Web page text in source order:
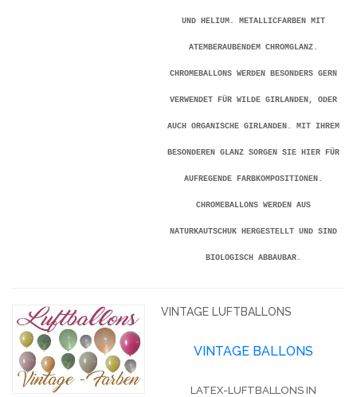
UND HELIUM. METALLICFARBEN MIT
ATEMBERAUBENDEM CHROMGLANZ.
CHROMEBALLONS WERDEN BESONDERS GERN
VERWENDET FÜR WILDE GIRLANDEN, ODER
AUCH ORGANISCHE GIRLANDEN. MIT IHREM
BESONDEREN GLANZ SORGEN SIE HIER FÜR
AUFREGENDE FARBKOMPOSITIONEN.
CHROMEBALLONS WERDEN AUS
NATURKAUTSCHUK HERGESTELLT UND SIND
BIOLOGISCH ABBAUBAR.
VINTAGE LUFTBALLONS
VINTAGE BALLONS
LATEX-LUFTBALLONS IN